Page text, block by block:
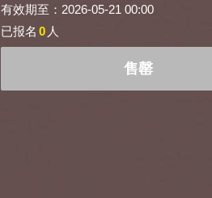
有效期至：2026-05-21 00:00
已报名 0 人
售罄